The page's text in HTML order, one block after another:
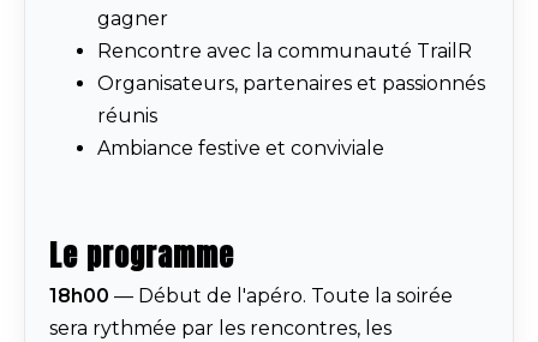
gagner
Rencontre avec la communauté TrailR
Organisateurs, partenaires et passionnés
réunis
Ambiance festive et conviviale
Le programme
18h00 — Début de l'apéro. Toute la soirée
sera rythmée par les rencontres, les